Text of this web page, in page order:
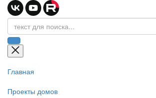
Главная
Проекты домов